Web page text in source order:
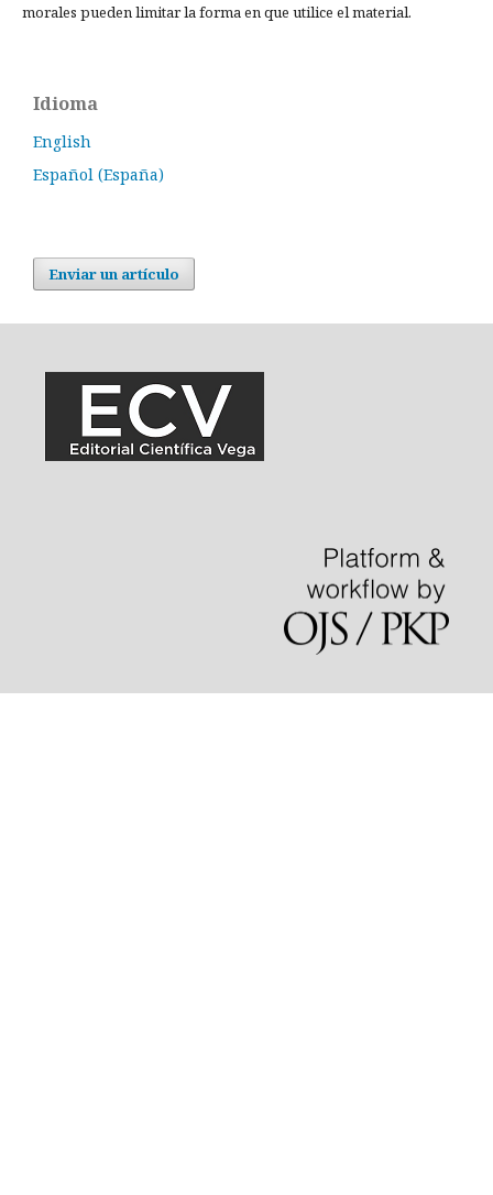
morales pueden limitar la forma en que utilice el material.
Idioma
English
Español (España)
Enviar un artículo